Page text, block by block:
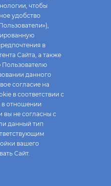
Внеочередном
акционеров
на
общем собрании
чтобы
удобство
в
Сайта, а также
Пользователю
данного
согласие на
в соответствии с
отношении
вы не согласны с
данный тип
вашего
Сайт.